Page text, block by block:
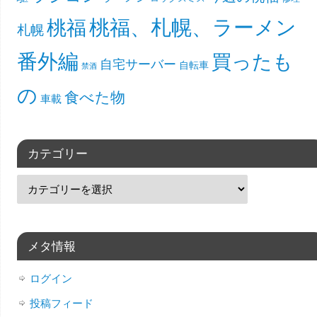
札幌桃福桃福、札幌、ラーメン
番外編 禁酒 自宅サーバー 自転車 買ったも
の 車載 食べた物
カテゴリー
メタ情報
ログイン
投稿フィード